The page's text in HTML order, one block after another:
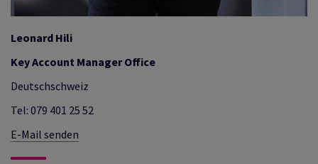
Leonard Hili
Key Account Manager Office
Deutschschweiz
Tel: 079 401 25 52
E-Mail senden